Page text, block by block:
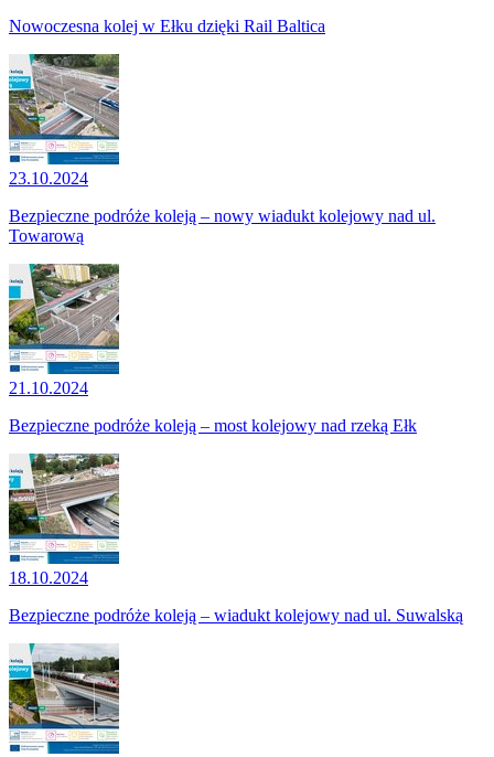
Nowoczesna kolej w Ełku dzięki Rail Baltica
23.10.2024
Bezpieczne podróże koleją – nowy wiadukt kolejowy nad ul.
Towarową
21.10.2024
Bezpieczne podróże koleją – most kolejowy nad rzeką Ełk
18.10.2024
Bezpieczne podróże koleją – wiadukt kolejowy nad ul. Suwalską